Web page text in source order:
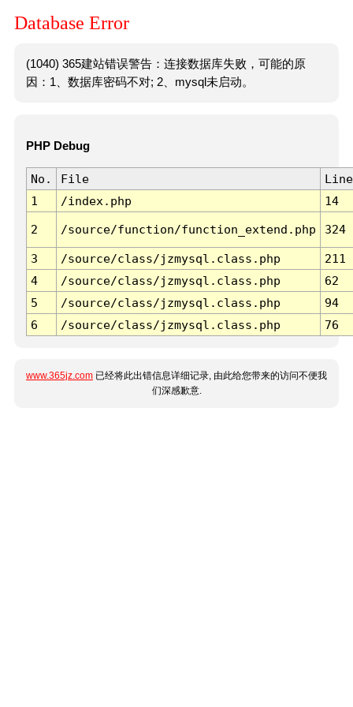
Database Error
(1040) 365建站错误警告：连接数据库失败，可能的原
因：1、数据库密码不对; 2、mysql未启动。
PHP Debug
No. File
Line
1
/index.php 14
2 /source/function/function_extend.php 324
3 /source/class/jzmysql.class.php
211
4
/source/class/jzmysql.class.php
62
5
/source/class/jzmysql.class.php
94
6
/source/class/jzmysql.class.php 76
www.365jz.com 已经将此出错信息详细记录, 由此给您带来的访问不便我
们深感歉意.